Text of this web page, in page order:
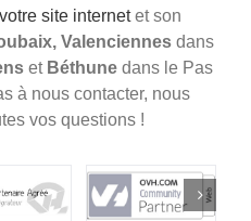
site internetet son
Valenciennesdans
et Béthunedans le Pas
à nous contacter, nous
vos questions !